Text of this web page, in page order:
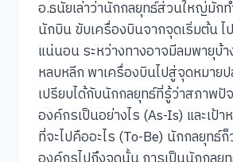
อ.ธนัยเล่าว่านักกลยุทธ์ส่วนใหญ่มัก
นักบิน ขับเครื่องบินจากจุดเริ่มต้น ไ
แน่นอน ระหว่างทางอาจมีลมพายุบ้
หลบหลีก พาเครื่องบินไปสู่จุดหมายป
เปรียบได้กับนักกลยุทธ์ที่รู้ว่าสภาพปั
องค์กรเป็นอย่างไร (As-Is) และเป้
ที่จะไปคืออะไร (To-Be) นักกลยุทธ์